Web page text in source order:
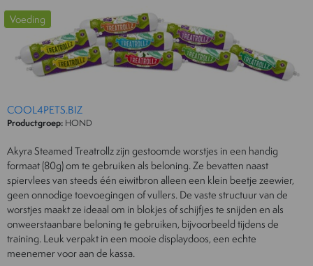
Voeding
COOL4PETS.BIZ
Productgroep: HOND
Akyra Steamed Treatrollz zijn gestoomde worstjes in een handig
formaat (80g) om te gebruiken als beloning. Ze bevatten naast
spiervlees van steeds één eiwitbron alleen een klein beetje zeewier,
geen onnodige toevoegingen of vullers. De vaste structuur van de
worstjes maakt ze ideaal om in blokjes of schijfjes te snijden en als
onweerstaanbare beloning te gebruiken, bijvoorbeeld tijdens de
training. Leuk verpakt in een mooie displaydoos, een echte
meenemer voor aan de kassa.